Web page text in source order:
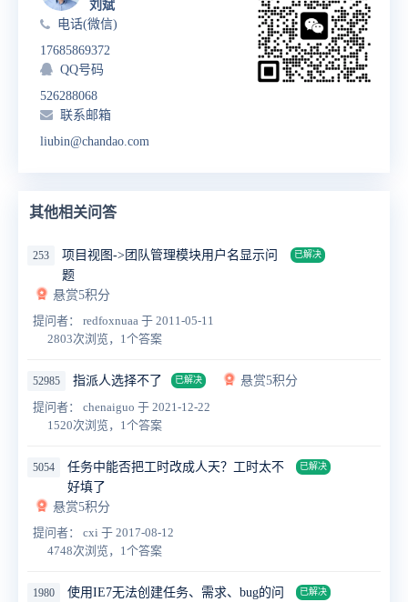
刘斌
电话(微信)
17685869372
QQ号码
526288068
联系邮箱
liubin@chandao.com
其他相关问答
253
项目视图->团队管理模块用户名显示问
题
已解决
悬赏5积分
提问者： redfoxnuaa 于 2011-05-11
2803次浏览，1个答案
52985 指派人选择不了 已解决
悬赏5积分
提问者： chenaiguo 于 2021-12-22
1520次浏览，1个答案
5054
任务中能否把工时改成人天？工时太不
好填了
已解决
悬赏5积分
提问者： cxi 于 2017-08-12
4748次浏览，1个答案
1980 使用IE7无法创建任务、需求、bug的问 已解决